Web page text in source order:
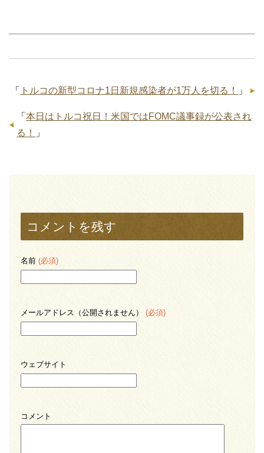
「 トルコの新型コロナ1日新規感染者が1万人を切る！ 」
「 本日はトルコ祝日！米国ではFOMC議事録が公表され
る！
」
コメントを残す
名前 (必須)
メールアドレス（公開されません） (必須)
ウェブサイト
コメント